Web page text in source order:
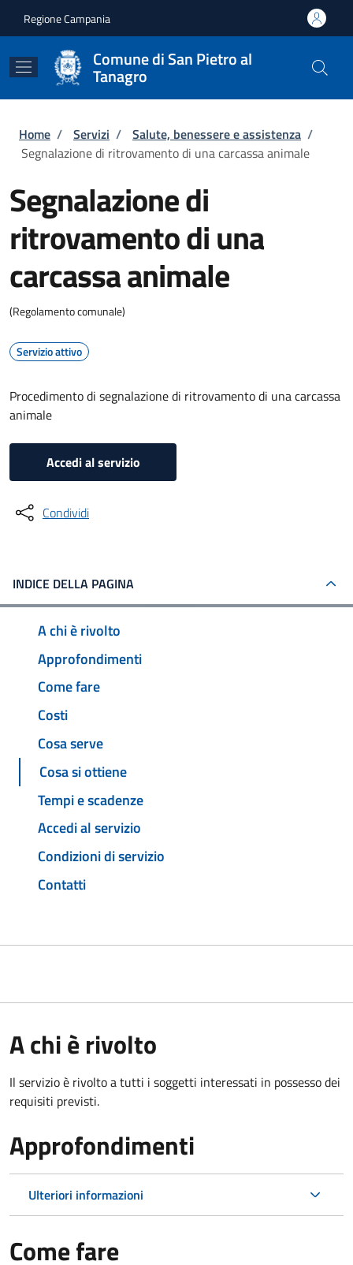
Regione Campania
Comune di San Pietro al
Tanagro
Briciole di pane
Home / Servizi / Salute, benessere e assistenza /
Segnalazione di ritrovamento di una carcassa animale
Segnalazione di
ritrovamento di una
carcassa animale
(Regolamento comunale)
Servizio attivo
Procedimento di segnalazione di ritrovamento di una carcassa
animale
Accedi al servizio
Condividi
INDICE DELLA PAGINA
A chi è rivolto
Approfondimenti
Come fare
Costi
Cosa serve
Cosa si ottiene
Tempi e scadenze
Accedi al servizio
Condizioni di servizio
Contatti
A chi è rivolto
Il servizio è rivolto a tutti i soggetti interessati in possesso dei
requisiti previsti.
Approfondimenti
Ulteriori informazioni
Come fare